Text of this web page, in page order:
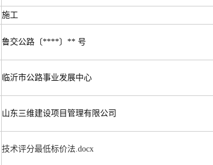
施工
鲁交公路〔****〕** 号
临沂市公路事业发展中心
山东三维建设项目管理有限公司
技术评分最低标价法.docx